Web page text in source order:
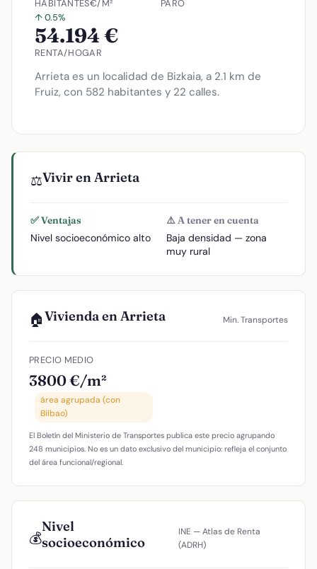
HABITANTES
↑ 0.5%
€/M² PARO
54.194 €
RENTA/HOGAR
Arrieta es un localidad de Bizkaia, a 2.1 km de
Fruiz, con 582 habitantes y 22 calles.
⚖️Vivir en Arrieta
✅ Ventajas
Nivel socioeconómico alto
⚠️ A tener en cuenta
Baja densidad — zona
muy rural
🏠Vivienda en Arrieta Min. Transportes
PRECIO MEDIO
3800 €/m²
área agrupada (con
Bilbao)
El Boletín del Ministerio de Transportes publica este precio agrupando
248 municipios. No es un dato exclusivo del municipio: refleja el conjunto
del área funcional/regional.
💰
Nivel
socioeconómico
INE — Atlas de Renta
(ADRH)